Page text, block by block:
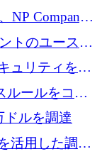
のシリーズD
NP Company
進するために
保
トのユースケ
ドルを調達
ュリティをも
ルールをコー
ドルを調達
活用した調達